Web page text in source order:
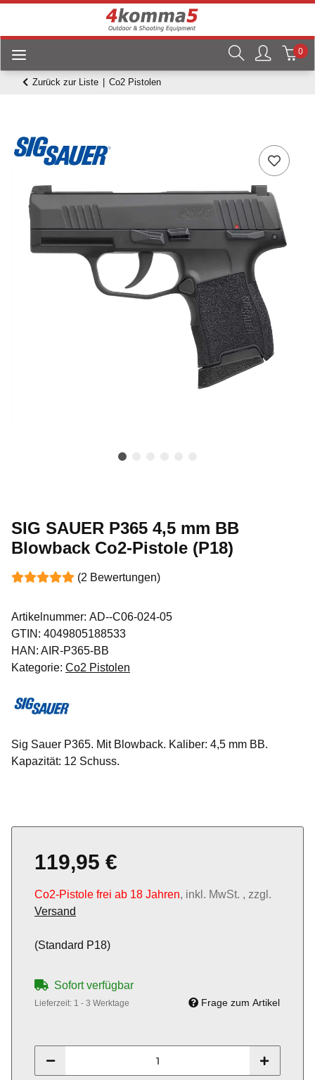
0
Zurück zur Liste Co2 Pistolen
SIG SAUER P365 4,5 mm BB
Blowback Co2-Pistole (P18)
(2 Bewertungen)
Artikelnummer: AD--C06-024-05
GTIN: 4049805188533
HAN: AIR-P365-BB
Kategorie: Co2 Pistolen
Sig Sauer P365. Mit Blowback. Kaliber: 4,5 mm BB.
Kapazität: 12 Schuss.
119,95 €
Co2-Pistole frei ab 18 Jahren, inkl. MwSt. , zzgl.
Versand
(Standard P18)
Sofort verfügbar
Lieferzeit: 1 - 3 Werktage Frage zum Artikel